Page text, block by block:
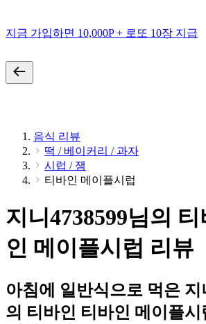
지금 가입하면 10,000P + 로또 10장 지급
음식 리뷰
떡 / 베이커리 / 과자
시럽 / 잼
티바인 메이플시럽
지니4738599님의
인 메이플시럽 리뷰
아침에 일반식으로 먹은 지
의 티바인 티바인 메이플